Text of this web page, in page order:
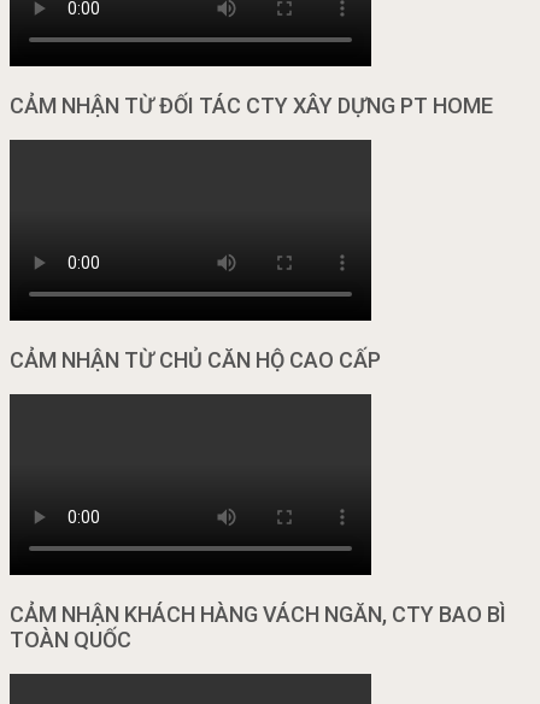
CẢM NHẬN TỪ ĐỐI TÁC CTY XÂY DỰNG PT HOME
CẢM NHẬN TỪ CHỦ CĂN HỘ CAO CẤP
CẢM NHẬN KHÁCH HÀNG VÁCH NGĂN, CTY BAO BÌ
TOÀN QUỐC